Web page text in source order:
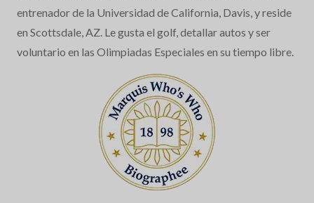
entrenador de la Universidad de California, Davis, y reside
en Scottsdale, AZ. Le gusta el golf, detallar autos y ser
voluntario en las Olimpiadas Especiales en su tiempo libre.